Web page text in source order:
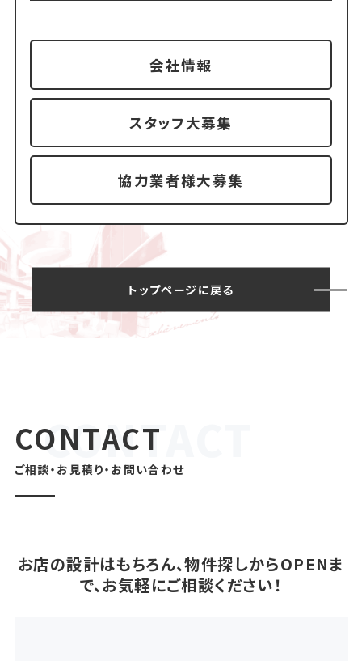
会社情報
スタッフ大募集
協力業者様大募集
トップページに戻る
CONTACT
ご相談・お見積り・お問い合わせ
お店の設計はもちろん、物件探しからOPENま
で、お気軽にご相談ください！